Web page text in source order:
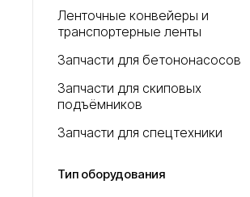
Ленточные конвейеры и
транспортерные ленты
Запчасти для бетононасосов
Запчасти для скиповых
подъёмников
Запчасти для спецтехники
Тип оборудования